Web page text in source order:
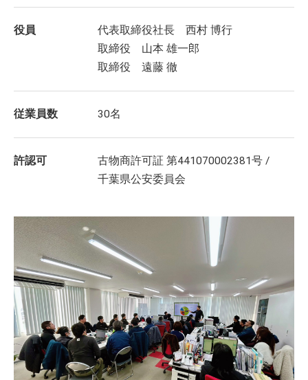
役員
代表取締役社長 西村 博行
取締役 山本 雄一郎
取締役 遠藤 徹
従業員数 30名
許認可
古物商許可証 第441070002381号 /
千葉県公安委員会